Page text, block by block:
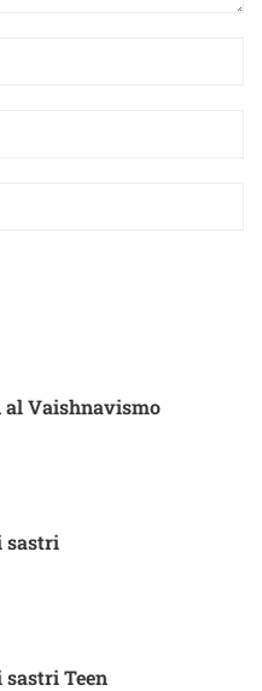
Vaishnavismo
sastri
sastri Teen